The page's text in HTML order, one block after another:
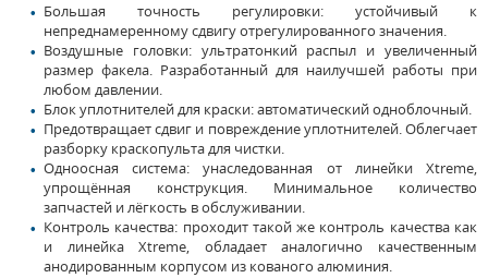
Большая точность регулировки: устойчивый к
непреднамеренному сдвигу отрегулированного значения.
Воздушные головки: ультратонкий распыл и увеличенный
размер факела. Разработанный для наилучшей работы при
любом давлении.
Блок уплотнителей для краски: автоматический одноблочный.
Предотвращает сдвиг и повреждение уплотнителей. Облегчает
разборку краскопульта для чистки.
Одноосная система: унаследованная от линейки Xtreme,
упрощённая конструкция. Минимальное количество
запчастей и лёгкость в обслуживании.
Контроль качества: проходит такой же контроль качества как
и линейка Xtreme, обладает аналогично качественным
анодированным корпусом из кованого алюминия.